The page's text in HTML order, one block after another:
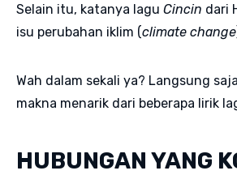
Selain itu, katanya lagu Cincin dari
isu perubahan iklim (climate change
Wah dalam sekali ya? Langsung
makna menarik dari beberapa lirik
HUBUNGAN YANG